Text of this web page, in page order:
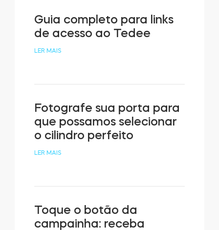
Guia completo para links
de acesso ao Tedee
LER MAIS
Fotografe sua porta para
que possamos selecionar
o cilindro perfeito
LER MAIS
Toque o botão da
campainha: receba